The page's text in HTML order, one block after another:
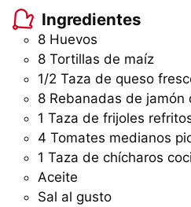
Ingredientes
8 Huevos
8 Tortillas de maíz
1/2 Taza de queso
8 Rebanadas de jamón
1 Taza de frijoles
4 Tomates medianos
1 Taza de chícharos
Aceite
Sal al gusto